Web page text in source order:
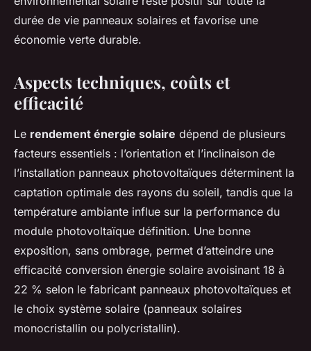
durée de vie panneaux solaires et favorise une
économie verte durable.
Aspects techniques, coûts et
efficacité
Le rendement énergie solaire dépend de plusieurs
facteurs essentiels : l’orientation et l’inclinaison de
l’installation panneaux photovoltaïques déterminent la
captation optimale des rayons du soleil, tandis que la
température ambiante influe sur la performance du
module photovoltaïque définition. Une bonne
exposition, sans ombrage, permet d’atteindre une
efficacité conversion énergie solaire avoisinant 18 à
22 % selon le fabricant panneaux photovoltaïques et
le choix système solaire (panneaux solaires
monocristallin ou polycristallin).